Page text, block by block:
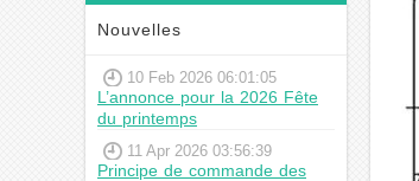
Nouvelles
10 Feb 2026 06:01:05
L’annonce pour la 2026 Fête
du printemps
11 Apr 2026 03:56:39
Principe de commande des